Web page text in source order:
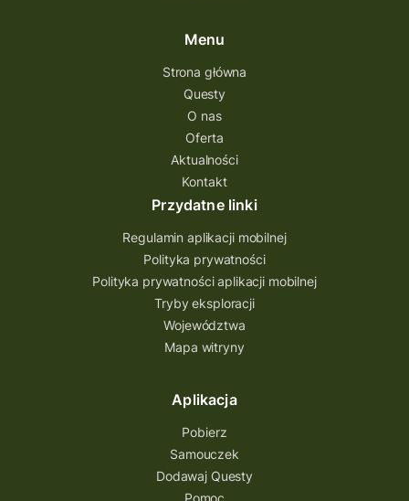
Questing Przecławski
Questing Łódzkie
questing gry terenowe
Quest Świętokrzyskie
quest na szlaku Przygody
Quest Bolestraszyce
Quest Arboretum
Przecław Quest
projekt
Pogórze Dynowskie
Partnerstwo Questingu
Park Etnograficzny w Tokarni
Park Etnograficzny
natura
mazowieckie
Hutniczy Ostrowiec
gry terenowe
gry edukacyjne
Menu
Strona główna
Questy
O nas
Oferta
Aktualności
Kontakt
Przydatne linki
Regulamin aplikacji mobilnej
Polityka prywatności
Polityka prywatności aplikacji mobilnej
Tryby eksploracji
Województwa
Mapa witryny
Aplikacja
Pobierz
Samouczek
Dodawaj Questy